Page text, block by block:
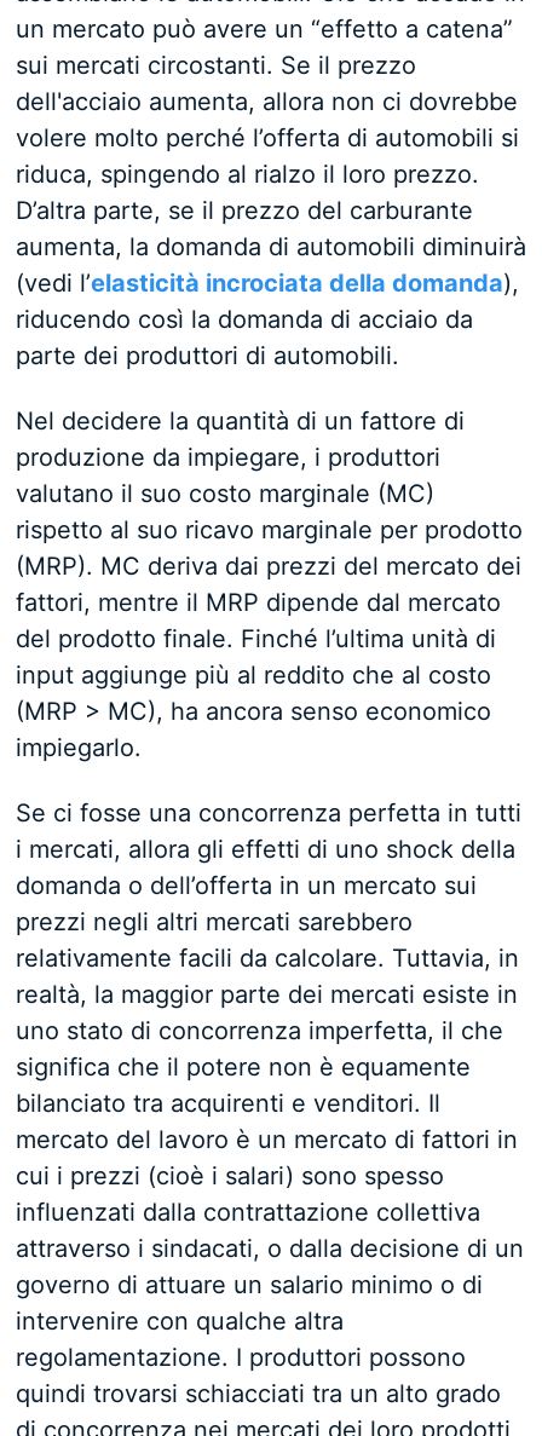
un mercato può avere un “effetto a catena”
sui mercati circostanti. Se il prezzo
dell'acciaio aumenta, allora non ci dovrebbe
volere molto perché l’offerta di automobili si
riduca, spingendo al rialzo il loro prezzo.
D’altra parte, se il prezzo del carburante
aumenta, la domanda di automobili diminuirà
(vedi l’elasticità incrociata della domanda),
riducendo così la domanda di acciaio da
parte dei produttori di automobili.
Nel decidere la quantità di un fattore di
produzione da impiegare, i produttori
valutano il suo costo marginale (MC)
rispetto al suo ricavo marginale per prodotto
(MRP). MC deriva dai prezzi del mercato dei
fattori, mentre il MRP dipende dal mercato
del prodotto finale. Finché l’ultima unità di
input aggiunge più al reddito che al costo
(MRP > MC), ha ancora senso economico
impiegarlo.
Se ci fosse una concorrenza perfetta in tutti
i mercati, allora gli effetti di uno shock della
domanda o dell’offerta in un mercato sui
prezzi negli altri mercati sarebbero
relativamente facili da calcolare. Tuttavia, in
realtà, la maggior parte dei mercati esiste in
uno stato di concorrenza imperfetta, il che
significa che il potere non è equamente
bilanciato tra acquirenti e venditori. Il
mercato del lavoro è un mercato di fattori in
cui i prezzi (cioè i salari) sono spesso
influenzati dalla contrattazione collettiva
attraverso i sindacati, o dalla decisione di un
governo di attuare un salario minimo o di
intervenire con qualche altra
regolamentazione. I produttori possono
quindi trovarsi schiacciati tra un alto grado
di concorrenza nei mercati dei loro prodotti